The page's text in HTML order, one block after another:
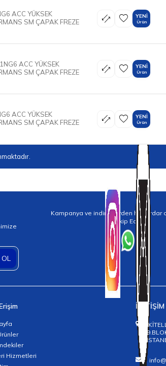
ACC YÜKSEK
SM ÇAPAK FREZE
YENI
Ürün
ACC YÜKSEK
SM ÇAPAK FREZE
YENI
Ürün
ACC YÜKSEK
SM ÇAPAK FREZE
YENI
Ürün
Kampanya ve indirimlerden haberdar
Takip Edin!
Hizmetleri
İLETİŞİM